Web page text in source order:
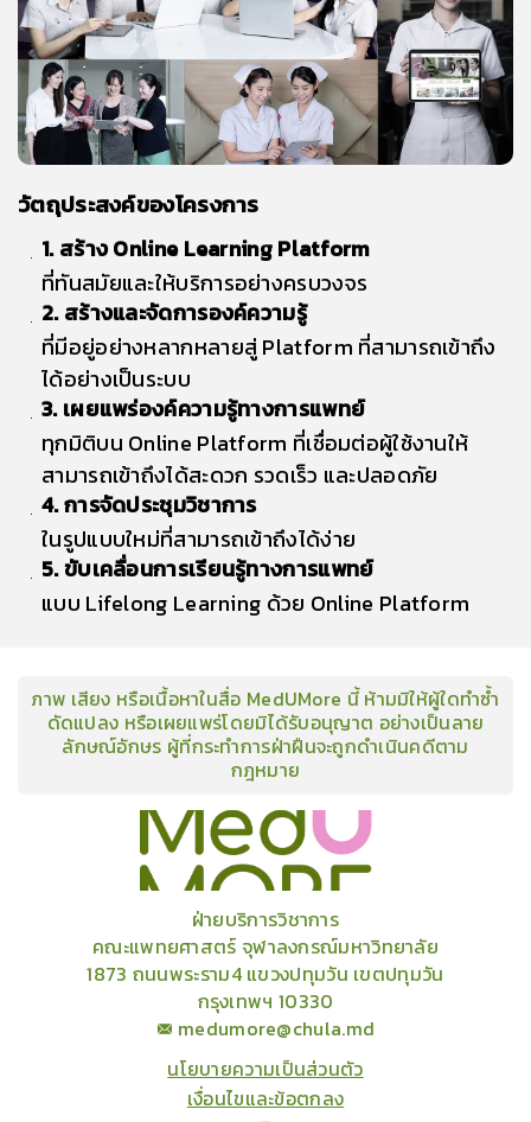
วัตถุประสงค์ของโครงการ
1. สร้าง Online Learning Platform
ที่ทันสมัยและให้บริการอย่างครบวงจร
2. สร้างและจัดการองค์ความรู้
ที่มีอยู่อย่างหลากหลายสู่ Platform ที่สามารถเข้าถึง
ได้อย่างเป็นระบบ
3. เผยแพร่องค์ความรู้ทางการแพทย์
ทุกมิติบน Online Platform ที่เชื่อมต่อผู้ใช้งานให้
สามารถเข้าถึงได้สะดวก รวดเร็ว และปลอดภัย
4. การจัดประชุมวิชาการ
ในรูปแบบใหม่ที่สามารถเข้าถึงได้ง่าย
5. ขับเคลื่อนการเรียนรู้ทางการแพทย์
แบบ Lifelong Learning ด้วย Online Platform
ภาพ เสียง หรือเนื้อหาในสื่อ MedUMore นี้ ห้ามมิให้ผู้ใดทำซ้ำ
ดัดแปลง หรือเผยแพร่โดยมิได้รับอนุญาต อย่างเป็นลาย
ลักษณ์อักษร ผู้ที่กระทำการฝ่าฝืนจะถูกดำเนินคดีตาม
กฎหมาย
ฝ่ายบริการวิชาการ
คณะแพทยศาสตร์ จุฬาลงกรณ์มหาวิทยาลัย
1873 ถนนพระราม4 แขวงปทุมวัน เขตปทุมวัน
กรุงเทพฯ 10330
medumore@chula.md
นโยบายความเป็นส่วนตัว
เงื่อนไขและข้อตกลง
คอร์ส คลังเนื้อหาประชุมวิชาการ ข่าวสาร อินโฟกราฟิก